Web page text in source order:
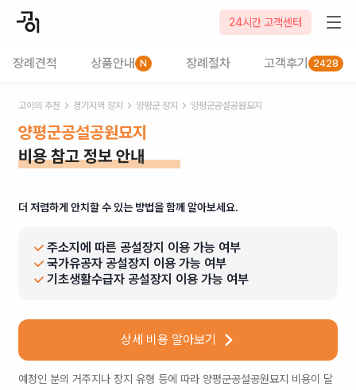
24시간 고객센터
장례견적 상품안내 N 장례절차 고객후기 2428
고이의 추천 경기 지역 장지 양평군 장지 양평군공설공원묘지
양평군공설공원묘지
비용 참고 정보 안내
더 저렴하게 안치할 수 있는 방법을 함께 알아보세요.
주소지에 따른 공설장지 이용 가능 여부
국가유공자 공설장지 이용 가능 여부
기초생활수급자 공설장지 이용 가능 여부
상세 비용 알아보기
예정인 분의 거주지나 장지 유형 등에 따라 양평군공설공원묘지 비용이 달